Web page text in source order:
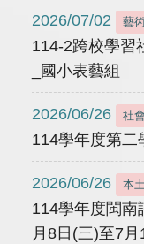
2026/07/02 藝
114-2跨校學習
_國小表藝組
2026/06/26 社
114學年度第
2026/06/26 本
114學年度閩南
月8日(三)至7